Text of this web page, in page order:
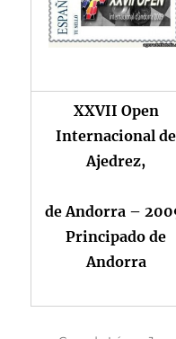
XXVII Open
Internacional de
Ajedrez,
de Andorra –
Principado de
Andorra